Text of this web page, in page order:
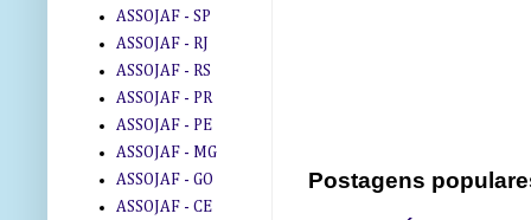
Postagens
ASSOJAF - SP
ASSOJAF - RJ
ASSOJAF - RS
ASSOJAF - PR
ASSOJAF - PE
ASSOJAF - MG
ASSOJAF - GO
ASSOJAF - CE